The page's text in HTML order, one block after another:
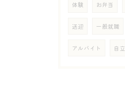
体験 お弁当
送迎 一般就職
アルバイト 自立